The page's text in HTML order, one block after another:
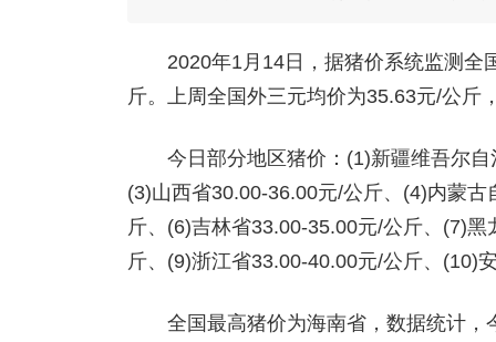
2020年1月14日，据猪价系统监测全
斤。上周全国外三元均价为35.63元/公斤
今日部分地区猪价：(1)新疆维吾尔自
(3)山西省30.00-36.00元/公斤、(4)内蒙
斤、(6)吉林省33.00-35.00元/公斤、(7)
斤、(9)浙江省33.00-40.00元/公斤、(10)
全国最高猪价为海南省，数据统计，